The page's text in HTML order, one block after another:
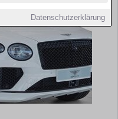
Datenschutzerklärung